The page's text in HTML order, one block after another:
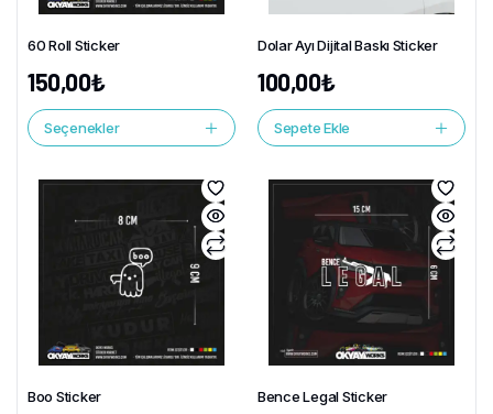
60 Roll Sticker
150,00₺
Seçenekler
Dolar Ayı Dijital Baskı Sticker
100,00₺
Sepete Ekle
Boo Sticker Bence Legal Sticker